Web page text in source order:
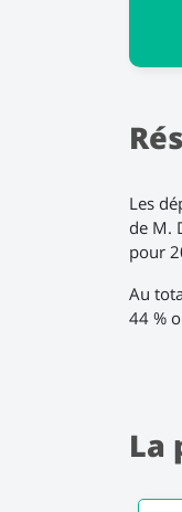
Les
de M.
pour
Au
44 %
La